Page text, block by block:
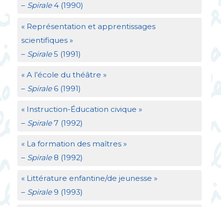
– Spirale4 (1990)
« Représentation et apprentissages
scientifiques »
– Spirale5 (1991)
« A l’école du théâtre »
– Spirale6 (1991)
« Instruction-Éducation civique »
– Spirale7 (1992)
« La formation des maîtres »
– Spirale8 (1992)
« Littérature enfantine/de jeunesse »
– Spirale9 (1993)